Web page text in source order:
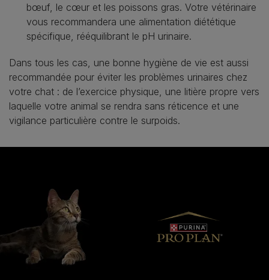
bœuf, le cœur et les poissons gras. Votre vétérinaire
vous recommandera une alimentation diététique
spécifique, rééquilibrant le pH urinaire.
Dans tous les cas, une bonne hygiène de vie est aussi
recommandée pour éviter les problèmes urinaires chez
votre chat : de l’exercice physique, une litière propre vers
laquelle votre animal se rendra sans réticence et une
vigilance particulière contre le surpoids.